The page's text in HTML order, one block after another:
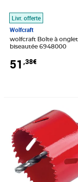
Livr. offerte
Wolfcraft
wolfcraft Boîte à
biseautée 6948000
51 ,38€
Prix barré 23,99€